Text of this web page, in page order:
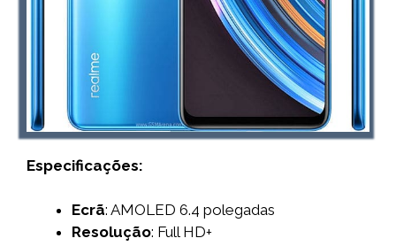
Especificações:
Ecrã: AMOLED 6.4 polegadas
Resolução: Full HD+